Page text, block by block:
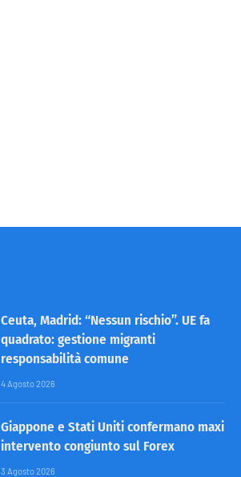
Ceuta, Madrid: “Nessun rischio”. UE fa
quadrato: gestione migranti
responsabilità comune
4 Agosto 2026
Giappone e Stati Uniti confermano maxi
intervento congiunto sul Forex
3 Agosto 2026